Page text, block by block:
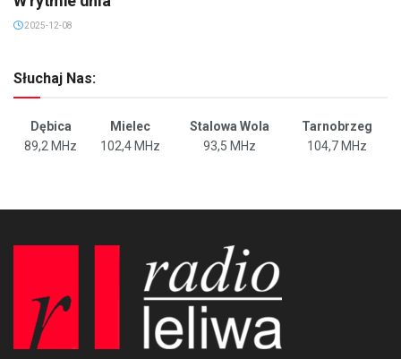
2025-12-08
Słuchaj Nas:
Dębica Mielec Stalowa Wola
Tarnobrzeg
89,2 MHz
102,4 MHz 93,5 MHz 104,7 MHz